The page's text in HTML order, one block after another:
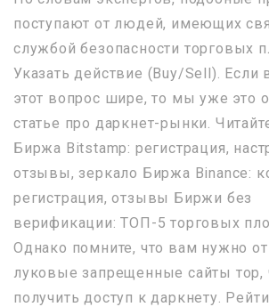
поступают от людей, имеющих
службой безопасности торговых
Указать действие (Buy/Sell). Если
этот вопрос шире, то мы уже это
статье про даркнет-рынки.
Биржа Bitstamp: регистрация,
отзывы, зеркало Биржа Binance:
регистрация, отзывы Биржи без
верификации: ТОП-5 торговых
Однако помните, что вам нужно
луковые запрещенные сайты тор,
получить доступ к даркнету.